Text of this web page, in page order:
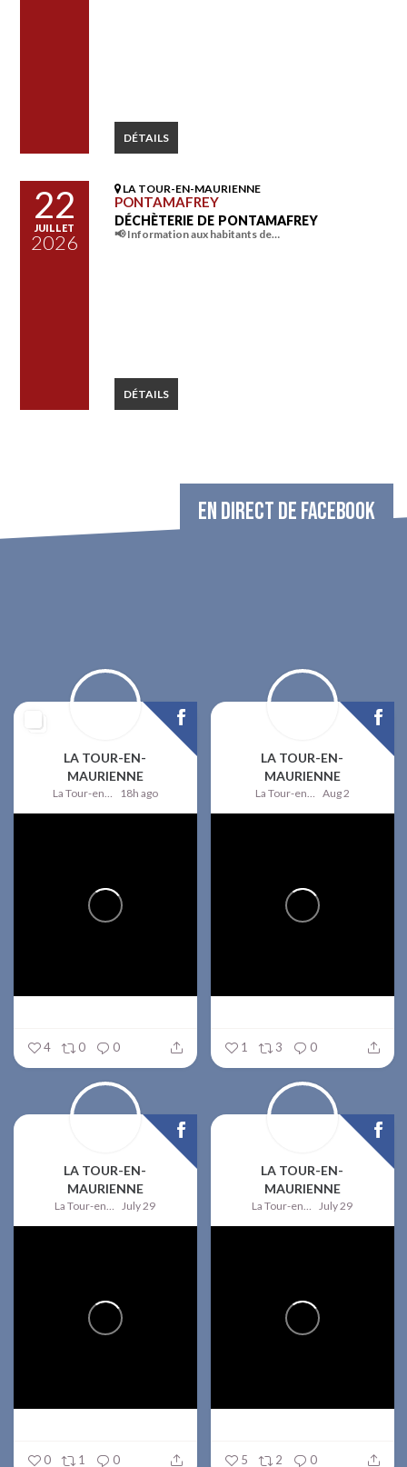
DÉTAILS
22
JUILLET
2026
LA TOUR-EN-MAURIENNE
PONTAMAFREY
DÉCHÈTERIE DE PONTAMAFREY
📢 Information aux habitants de…
DÉTAILS
EN DIRECT DE FACEBOOK
LA TOUR-EN-
MAURIENNE
La Tour-en-Maurienne 18h ago
4 0 0
LA TOUR-EN-
MAURIENNE
La Tour-en-Maurienne Aug 2
1 3 0
LA TOUR-EN-
MAURIENNE
La Tour-en-Maurienne July 29
0 1 0
LA TOUR-EN-
MAURIENNE
La Tour-en-Maurienne July 29
5 2 0